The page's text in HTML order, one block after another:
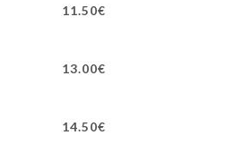
11.50€
13.00€
14.50€